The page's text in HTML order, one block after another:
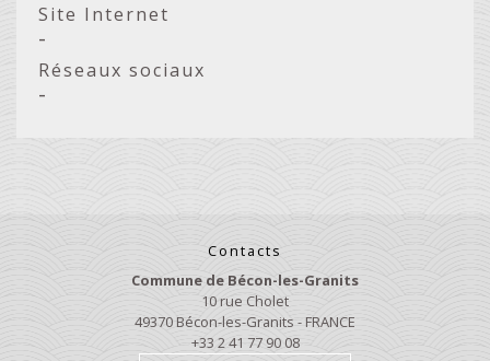
Site Internet
-
Réseaux sociaux
-
Contacts
Commune de Bécon-les-Granits
10 rue Cholet
49370 Bécon-les-Granits - FRANCE
+33 2 41 77 90 08